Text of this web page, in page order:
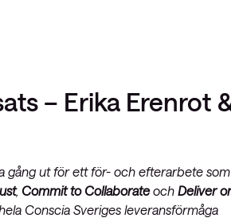
– Erika Erenrot
gång ut för ett för- och efterarbete som
, Commit to Collaborateoch Deliver
Conscia Sveriges leveransförmåga